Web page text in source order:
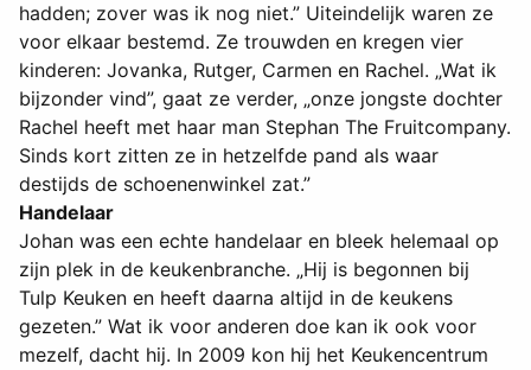
hadden; zover was ik nog niet.” Uiteindelijk waren ze
voor elkaar bestemd. Ze trouwden en kregen vier
kinderen: Jovanka, Rutger, Carmen en Rachel. „Wat ik
bijzonder vind”, gaat ze verder, „onze jongste dochter
Rachel heeft met haar man Stephan The Fruitcompany.
Sinds kort zitten ze in hetzelfde pand als waar
destijds de schoenenwinkel zat.”
Handelaar
Johan was een echte handelaar en bleek helemaal op
zijn plek in de keukenbranche. „Hij is begonnen bij
Tulp Keuken en heeft daarna altijd in de keukens
gezeten.” Wat ik voor anderen doe kan ik ook voor
mezelf, dacht hij. In 2009 kon hij het Keukencentrum